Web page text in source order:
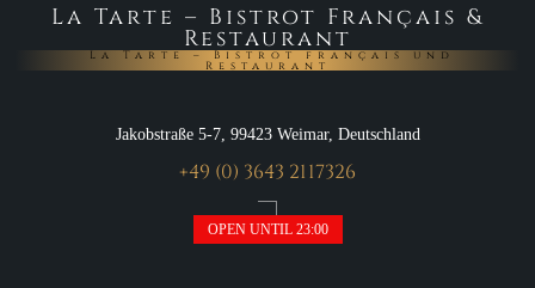
La Tarte – Bistrot Français &
Restaurant
La Tarte – Bistrot français und
Restaurant
Jakobstraße 5-7, 99423 Weimar, Deutschland
+49 (0) 3643 2117326
OPEN UNTIL 23:00